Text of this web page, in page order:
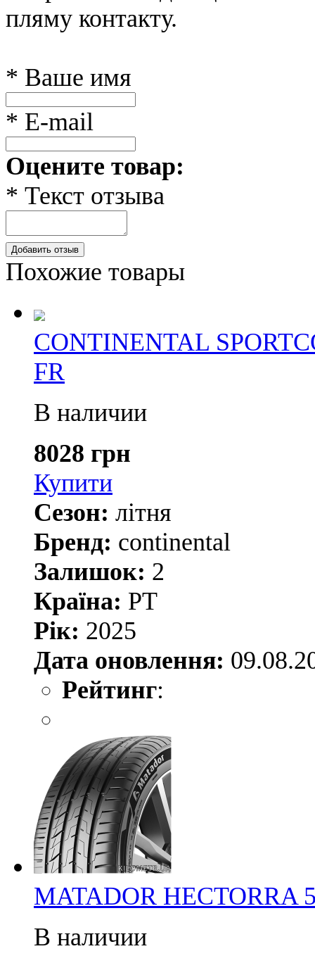
пляму контакту.
* Ваше имя
* E-mail
Оцените товар:
* Текст отзыва
Добавить отзыв
Похожие товары
CONTINENTAL
FR
В наличии
8028 грн
Купити
Сезон: літня
Бренд: continental
Залишок: 2
Країна: PT
Рік: 2025
Дата оновлення:
Рейтинг:
MATADOR HECTORRA
В наличии